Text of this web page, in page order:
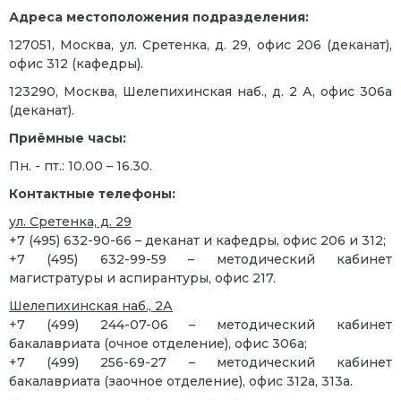
Адреса местоположения подразделения:
127051, Москва, ул. Сретенка, д. 29, офис 206 (деканат),
офис 312 (кафедры).
123290, Москва, Шелепихинская наб., д. 2 А, офис 306а
(деканат).
Приёмные часы:
Пн. - пт.: 10.00 – 16.30.
Контактные телефоны:
ул. Сретенка, д. 29
+7 (495) 632-90-66 – деканат и кафедры, офис 206 и 312;
+7 (495) 632-99-59 – методический кабинет
магистратуры и аспирантуры, офис 217.
Шелепихинская наб., 2А
+7 (499) 244-07-06 – методический кабинет
бакалавриата (очное отделение), офис 306а;
+7 (499) 256-69-27 – методический кабинет
бакалавриата (заочное отделение), офис 312а, 313а.